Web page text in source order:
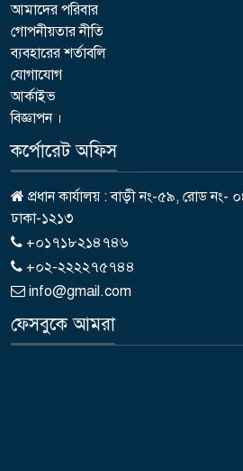
আমাদের পরিবার
গোপনীয়তার নীতি
ব্যবহারের শর্তাবলি
যোগাযোগ
আর্কাইভ
বিজ্ঞাপন ।
কর্পোরেট অফিস
প্রধান কার্যালয় : বাড়ী নং-৫৯, রোড নং-
ঢাকা-১২১৩
+০১৭১৮২১৪৭৪৬
+০২-২২২২৭৫৭৪৪
info@gmail.com
ফেসবুকে আমরা